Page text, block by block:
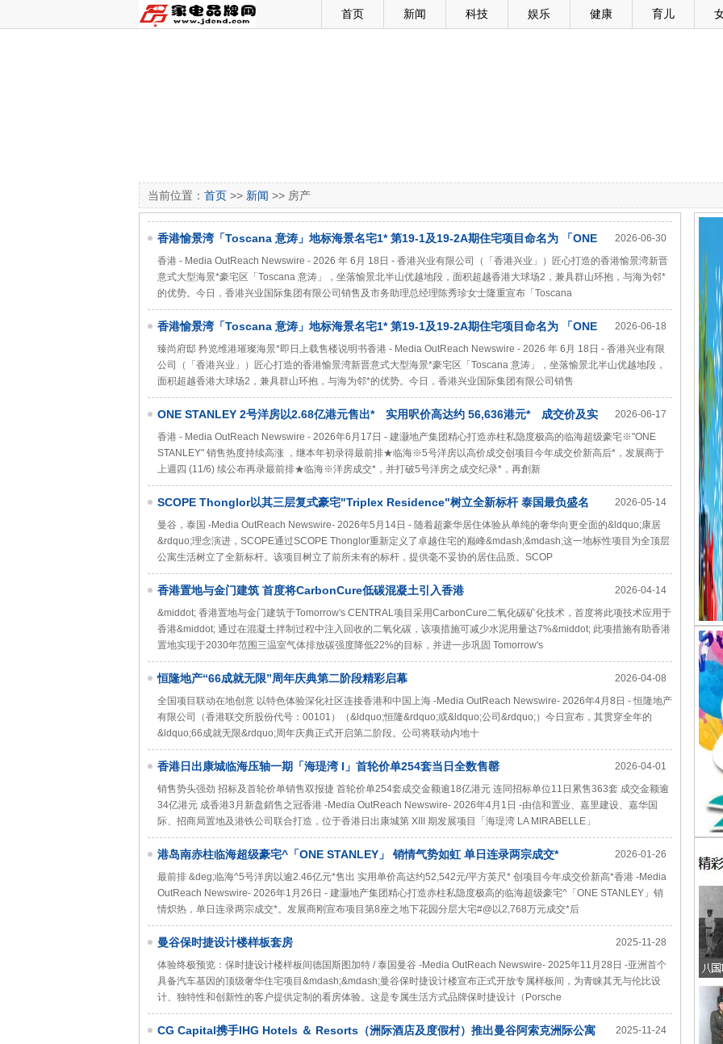
首页 新闻 科技 娱乐 健康 育儿
当前位置： 首页 >> 新闻 >> 房产
2026-06-30
香港愉景湾「Toscana 意涛」地标海景名宅1* 第19-1及19-2A期住宅项目命名为 「ONE
TOSCANA 满‧意」及「ONE TOSCANA 2 满‧意2期」 臻尚府邸 矜览维港璀璨海景* 即日上载售楼说明书
香港 - Media OutReach Newswire - 2026 年 6月 18日 - 香港兴业有限公司（「香港兴业」）匠心打造的香港愉景湾新晋
意式大型海景*豪宅区「Toscana 意涛」，坐落愉景北半山优越地段，面积超越香港大球场2，兼具群山环抱，与海为邻*
的优势。今日，香港兴业国际集团有限公司销售及市务助理总经理陈秀珍女士隆重宣布「Toscana
2026-06-18
香港愉景湾「Toscana 意涛」地标海景名宅1* 第19-1及19-2A期住宅项目命名为 「ONE
TOSCANA 满‧意」及「ONE TOSCANA 2 满‧意2期」
臻尚府邸 矜览维港璀璨海景*即日上载售楼说明书香港 - Media OutReach Newswire - 2026 年 6月 18日 - 香港兴业有限
公司（「香港兴业」）匠心打造的香港愉景湾新晋意式大型海景*豪宅区「Toscana 意涛」，坐落愉景北半山优越地段，
面积超越香港大球场2，兼具群山环抱，与海为邻*的优势。今日，香港兴业国际集团有限公司销售
2026-06-17
ONE STANLEY 2号洋房以2.68亿港元售出* 实用呎价高达约 56,636港元* 成交价及实
用呎价同创项目本年度新高*
香港 - Media OutReach Newswire - 2026年6月17日 - 建灏地产集团精心打造赤柱私隐度极高的临海超级豪宅※"ONE
STANLEY" 销售热度持续高涨 ，继本年初录得最前排★临海※5号洋房以高价成交创项目今年成交价新高后*，发展商于
上週四 (11/6) 续公布再录最前排★临海※洋房成交*，并打破5号洋房之成交纪录*，再創新
2026-05-14
SCOPE Thonglor以其三层复式豪宅"Triplex Residence"树立全新标杆 泰国最负盛名
的顶层公寓
曼谷，泰国 -Media OutReach Newswire- 2026年5月14日 - 随着超豪华居住体验从单纯的奢华向更全面的&ldquo;康居
&rdquo;理念演进，SCOPE通过SCOPE Thonglor重新定义了卓越住宅的巅峰&mdash;&mdash;这一地标性项目为全顶层
公寓生活树立了全新标杆。该项目树立了前所未有的标杆，提供毫不妥协的居住品质。SCOP
2026-04-14
香港置地与金门建筑 首度将CarbonCure低碳混凝土引入香港
&middot; 香港置地与金门建筑于Tomorrow's CENTRAL项目采用CarbonCure二氧化碳矿化技术，首度将此项技术应用于
香港&middot; 通过在混凝土拌制过程中注入回收的二氧化碳，该项措施可减少水泥用量达7%&middot; 此项措施有助香港
置地实现于2030年范围三温室气体排放碳强度降低22%的目标，并进一步巩固 Tomorrow's
2026-04-08
恒隆地产“66成就无限”周年庆典第二阶段精彩启幕
全国项目联动在地创意 以特色体验深化社区连接香港和中国上海 -Media OutReach Newswire- 2026年4月8日 - 恒隆地产
有限公司（香港联交所股份代号：00101）（&ldquo;恒隆&rdquo;或&ldquo;公司&rdquo;）今日宣布，其贯穿全年的
&ldquo;66成就无限&rdquo;周年庆典正式开启第二阶段。公司将联动内地十
2026-04-01
香港日出康城临海压轴一期「海瑅湾 I」首轮价单254套当日全数售罄
销售势头强劲 招标及首轮价单销售双报捷 首轮价单254套成交金额逾18亿港元 连同招标单位11日累售363套 成交金额逾
34亿港元 成香港3月新盘銷售之冠香港 -Media OutReach Newswire- 2026年4月1日 -由信和置业、嘉里建设、嘉华国
际、招商局置地及港铁公司联合打造，位于香港日出康城第 XIII 期发展项目「海瑅湾 LA MIRABELLE」
2026-01-26
港岛南赤柱临海超级豪宅^「ONE STANLEY」 销情气势如虹 单日连录两宗成交*
最前排 &deg;临海^5号洋房以逾2.46亿元*售出 实用单价高达约52,542元/平方英尺* 创项目今年成交价新高*香港 -Media
OutReach Newswire- 2026年1月26日 - 建灏地产集团精心打造赤柱私隐度极高的临海超级豪宅^「ONE STANLEY」销
情炽热，单日连录两宗成交*。发展商刚宣布项目第8座之地下花园分层大宅#@以2,768万元成交*后
2025-11-28
曼谷保时捷设计楼样板套房
体验终极预览：保时捷设计楼样板间德国斯图加特 / 泰国曼谷 -Media OutReach Newswire- 2025年11月28日 -亚洲首个
具备汽车基因的顶级奢华住宅项目&mdash;&mdash;曼谷保时捷设计楼宣布正式开放专属样板间，为青睐其无与伦比设
计、独特性和创新性的客户提供定制的看房体验。这是专属生活方式品牌保时捷设计（Porsche
2025-11-24
CG Capital携手IHG Hotels ＆ Resorts（洲际酒店及度假村）推出曼谷阿索克洲际公寓